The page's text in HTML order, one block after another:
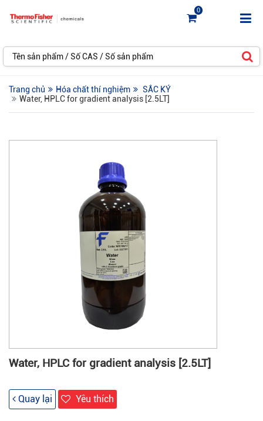
0
Trang chủ Hóa chất thí nghiệm
SẮC KÝ
Water, HPLC for gradient analysis [2.5LT]
Water, HPLC for gradient analysis [2.5LT]
Quay lại Yêu thích